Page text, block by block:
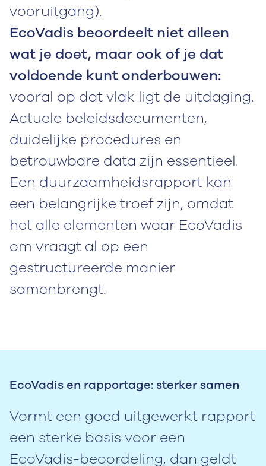
vooruitgang).
EcoVadis beoordeelt niet alleen
wat je doet, maar ook of je dat
voldoende kunt onderbouwen:
vooral op dat vlak ligt de uitdaging.
Actuele beleidsdocumenten,
duidelijke procedures en
betrouwbare data zijn essentieel.
Een duurzaamheidsrapport kan
een belangrijke troef zijn, omdat
het alle elementen waar EcoVadis
om vraagt al op een
gestructureerde manier
samenbrengt.
EcoVadis en rapportage: sterker samen
Vormt een goed uitgewerkt rapport
een sterke basis voor een
EcoVadis-beoordeling, dan geldt